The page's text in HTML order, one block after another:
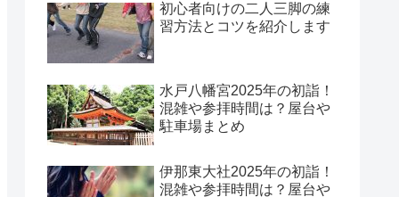
初心者向けの二人三脚の練
習方法とコツを紹介します
水戸八幡宮2025年の初詣！
混雑や参拝時間は？屋台や
駐車場まとめ
伊那東大社2025年の初詣！
混雑や参拝時間は？屋台や